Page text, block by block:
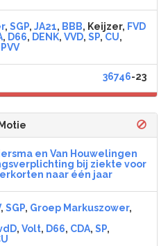
, SGP, JA21, BBB, Keijzer, FVD
, D66, DENK, VVD, SP, CU,
PVV
36746-23
Motie
en Van Houwelingen
bij ziekte voor
naar één jaar
, SGP, Groep Markuszower,
, Volt, D66, CDA, SP,